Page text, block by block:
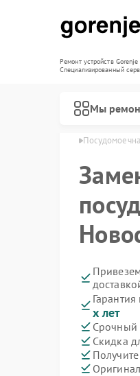
Ремонт устройств Gorenje
Специализированный
Мы
х лет
Срочный
Скидка